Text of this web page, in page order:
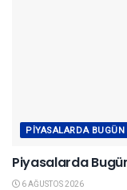
PIYASALARDA BUGÜN
Piyasalarda
6 AĞUSTOS 2026